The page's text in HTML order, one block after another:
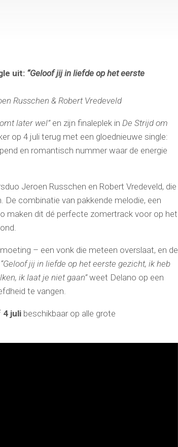
uit: “Geloof jij in liefde op het eerste
Russchen & Robert Vredeveld
later wel”en zijn finaleplek in De Strijd om
op 4 juli terug met een gloednieuwe single:
en romantisch nummer waar de energie
Jeroen Russchen en Robert Vredeveld, die
combinatie van pakkende melodie, een
maken dit dé perfecte zomertrack voor op het
– een vonk die meteen overslaat, en de
“Geloof jij in liefde op het eerste gezicht, ik heb
ik laat je niet gaan”weet Delano op een
te vangen.
4 juli beschikbaar op alle grote